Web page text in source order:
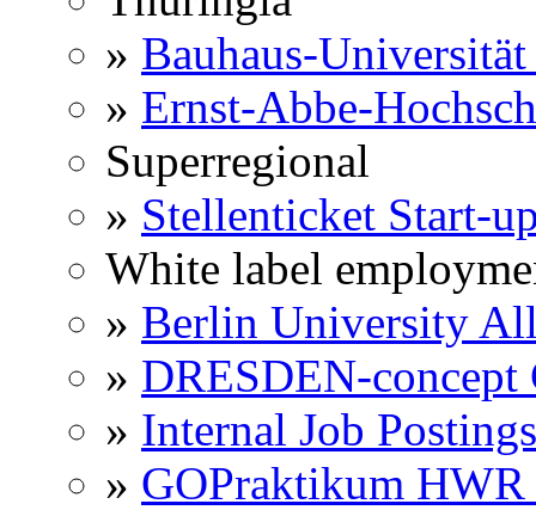
» Bauhaus-
» Ernst-Abbe-
Superregional
» Stellenticket Start-
White label
» Berlin University
» DRESDEN-concept
» Internal Job
» GOPraktikum